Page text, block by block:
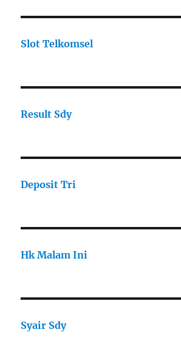
Slot Telkomsel
Result Sdy
Deposit Tri
Hk Malam Ini
Syair Sdy